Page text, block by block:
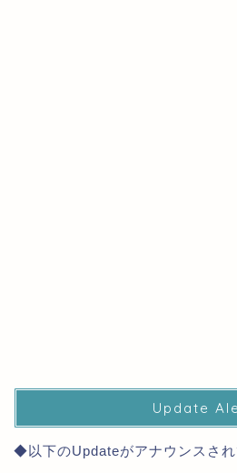
Update
◆以下のUpdateがアナウンスされ